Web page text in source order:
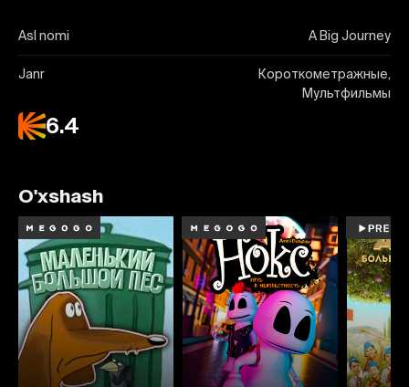
Asl nomi A Big Journey
Janr
Короткометражные,
Мультфильмы
6.4
O'xshash